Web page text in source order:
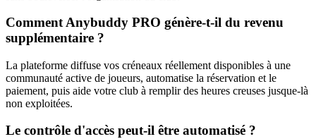
Comment Anybuddy PRO génère-t-il du revenu
supplémentaire ?
La plateforme diffuse vos créneaux réellement disponibles à une
communauté active de joueurs, automatise la réservation et le
paiement, puis aide votre club à remplir des heures creuses jusque-là
non exploitées.
Le contrôle d'accès peut-il être automatisé ?